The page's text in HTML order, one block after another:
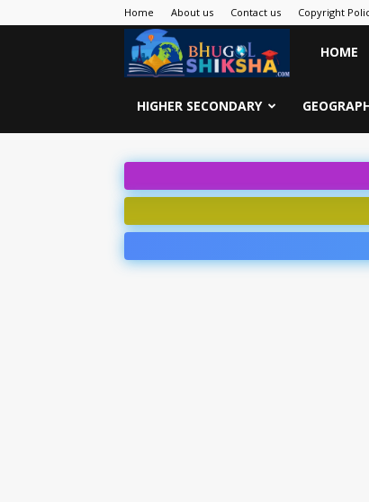
Home About us Contact us Copyright
Bhugol
Shiksha
HOME
HIGHER SECONDARY